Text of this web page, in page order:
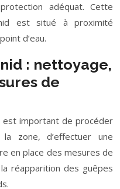
adéquat. Cette
est situé à proximité
d’eau.
: nettoyage,
de
est important de procéder
zone, d’effectuer une
en place des mesures de
réapparition des guêpes